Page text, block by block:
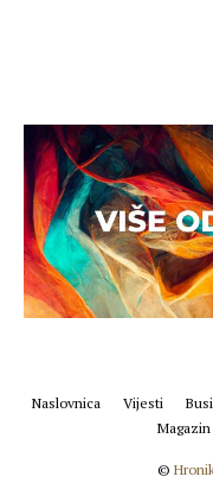
Naslovnica Vijesti
Magazin
©